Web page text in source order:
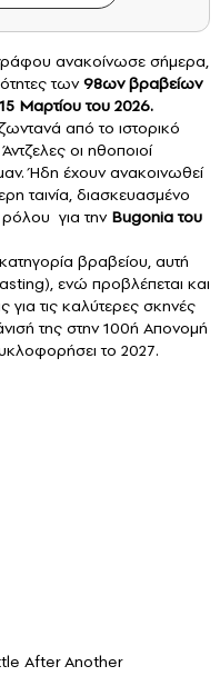
ανακοίνωσε σήμερα,
των98ων βραβείων
15 Μαρτίου του 2026.
από το ιστορικό
οι ηθοποιοί
Ήδη έχουν ανακοινωθεί
ταινία, διασκευασμένο
ρόλου για την Bugonia του
βραβείου, αυτή
ενώ προβλέπεται και
τις καλύτερες σκηνές
της στην 100ή Απονομή
το 2027.
After Another